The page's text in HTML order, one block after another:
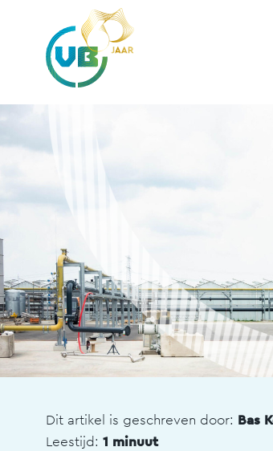
Dit artikel is geschreven door: Bas
Leestijd: 1 minuut